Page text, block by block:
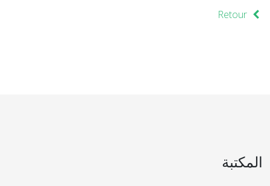
Retour
المكتبة